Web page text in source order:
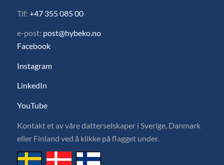
Tlf: +47 355 085 00
e-post: post@hybeko.no
Facebook
Instagram
LinkedIn
YouTube
Kontakt et av våre datterselskaper i Sverige, Danmark
eller Finland ved å klikke på flagget under.